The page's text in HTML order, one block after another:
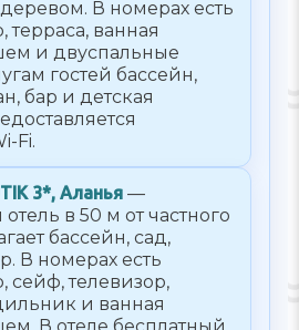
В номерах есть
ванная
и двуспальные
гостей бассейн,
бар и детская
Fi.
3*, Аланья—
в 50 м от частного
бассейн, сад,
В номерах есть
телевизор,
и ванная